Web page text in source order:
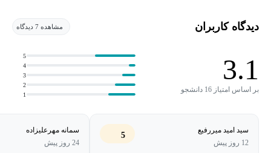
امتحانات پایان ترم را دارند و هم دانشجویانی که قصد شرکت در
کنکورهای ارشد را دارند، بتوانند از دوره بهره ببرند.
همچنین این دوره برای عزیزانی هم که قصد شرکت در آزمون‌های
استخدامی را دارند مفید است، چرا که از مباحث اقتصاد خرد در اکثر
می‌گیرد و در اصل اکثر مباحث اقتصاد خرد به بررسی رفتار و شرایط
دیدگاه کاربران مشاهده 7 دیدگاه
3.1
بر اساس امتیاز 16 دانشجو
1
2
3
4
5
سید امید میررفیع
12 روز پیش
5
سمانه مهرعلیزاده
24 روز پیش